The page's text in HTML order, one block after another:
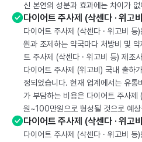
신 본연의 성분과 효과에는 차이가 없
다이어트 주사제 (삭센다 · 위고
다이어트 주사제 (삭센다 · 위고비
원과 조제하는 약국마다 처방비 및
트 주사제 (삭센다 · 위고비 등) 제조
다이어트 주사제 (위고비) 국내 출하
정되었습니다. 현재 업계에서는 유
가 부담하는 비용은 다이어트 주사
원~100만원으로 형성될 것으로 예상
다이어트 주사제 (삭센다 · 위고
다이어트 주사제 (삭센다 · 위고비